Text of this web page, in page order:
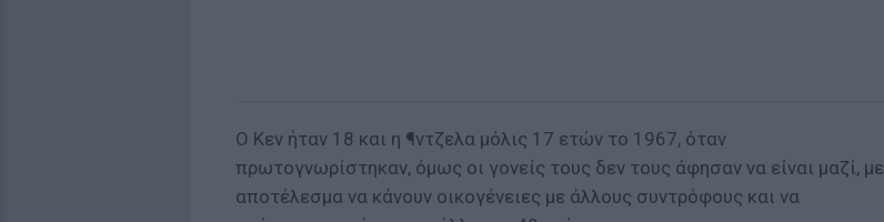
Ο Κεν ήταν 18 και η ¶ντζελα μόλις 17 ετών το 1967, όταν
πρωτογνωρίστηκαν, όμως οι γονείς τους δεν τους άφησαν να είναι μαζί, με
αποτέλεσμα να κάνουν οικογένειες με άλλους συντρόφους και να